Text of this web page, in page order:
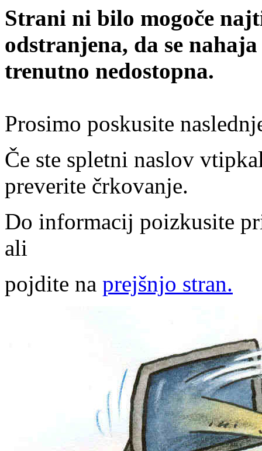
Strani ni bilo mogoče
odstranjena, da se
trenutno nedostopna.
Prosimo poskusite
Če ste spletni naslov
preverite črkovanje.
Do informacij poizkusite
ali
pojdite na prejšnjo stran.